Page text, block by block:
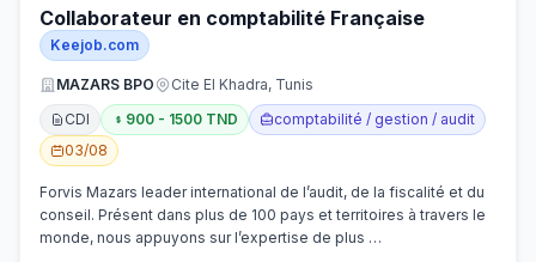
Collaborateur en comptabilité Française
Keejob.com
MAZARS BPO
Cite El Khadra, Tunis
CDI
900 - 1500 TND
comptabilité / gestion / audit
03/08
Forvis Mazars leader international de l’audit, de la fiscalité et du
conseil. Présent dans plus de 100 pays et territoires à travers le
monde, nous appuyons sur l’expertise de plus …